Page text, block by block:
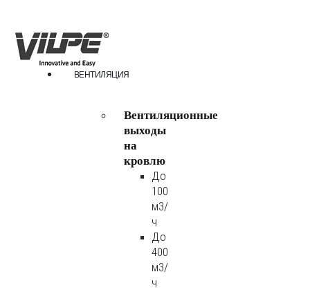
ВЕНТИЛЯЦИЯ
Вентиляционные
выходы
на
кровлю
До
100
м3/
ч
До
400
м3/
ч